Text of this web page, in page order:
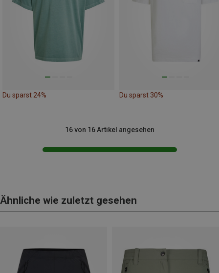
Du sparst 24% Du sparst 30%
16 von 16 Artikel angesehen
Ähnliche wie zuletzt gesehen